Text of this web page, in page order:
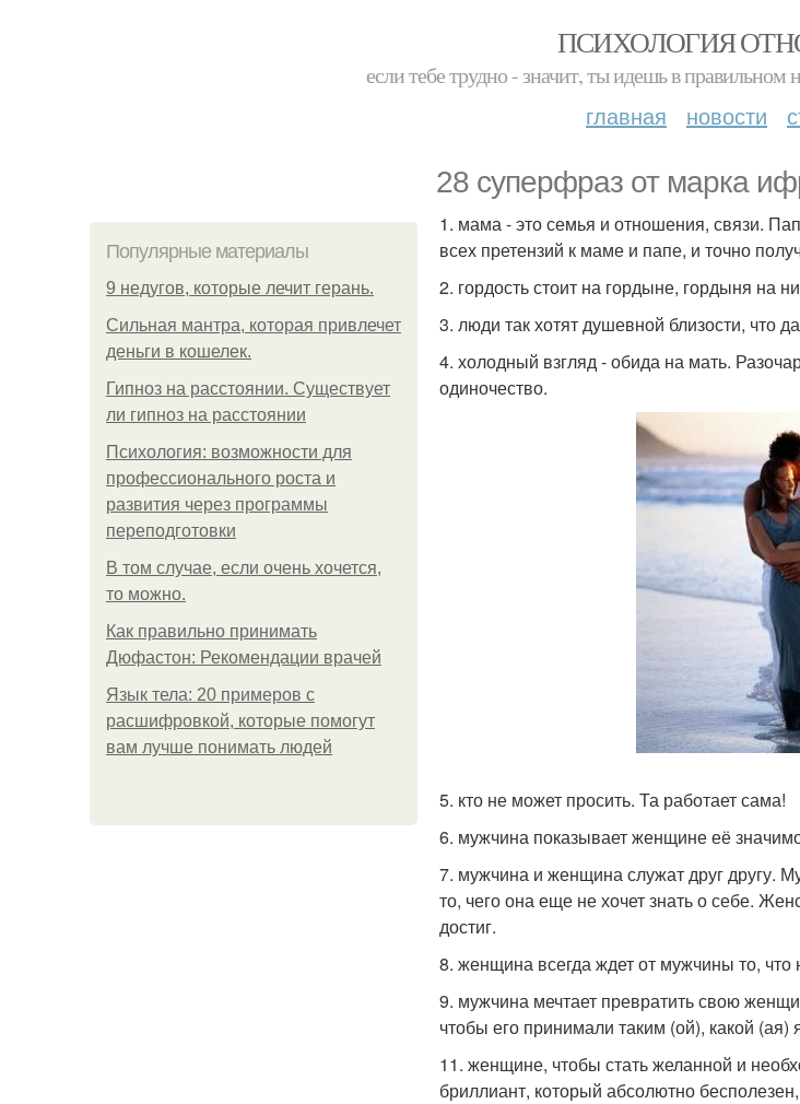
ПСИХОЛОГИЯ
если тебе трудно - значит, ты идешь в
главная новости
28 суперфраз от марка
Популярные материалы
9 недугов, которые лечит герань.
Сильная мантра, которая привлечет
деньги в кошелек.
Гипноз на расстоянии. Существует
ли гипноз на расстоянии
Психология: возможности для
профессионального роста и
развития через программы
переподготовки
В том случае, если очень хочется,
то можно.
Как правильно принимать
Дюфастон: Рекомендации врачей
Язык тела: 20 примеров с
расшифровкой, которые помогут
вам лучше понимать людей
1. мама - это семья и отношения, связи.
всех претензий к маме и папе, и точно
2. гордость стоит на гордыне, гордыня на
3. люди так хотят душевной близости, что
4. холодный взгляд - обида на мать.
одиночество.
5. кто не может просить. Та работает сама!
6. мужчина показывает женщине её
7. мужчина и женщина служат друг другу.
то, чего она еще не хочет знать о себе.
достиг.
8. женщина всегда ждет от мужчины то, что
9. мужчина мечтает превратить свою
чтобы его принимали таким (ой), какой (ая)
11. женщине, чтобы стать желанной и
бриллиант, который абсолютно